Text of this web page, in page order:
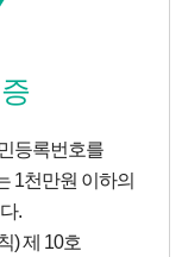
등록번호를
1천만원 이하의
.
) 제 10호